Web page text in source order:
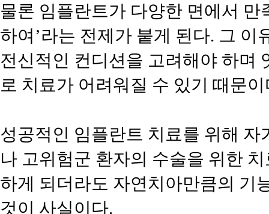
물론 임플란트가 다양한 면에서
하여’라는 전제가 붙게 된다. 그
전신적인 컨디션을 고려해야 하며
로 치료가 어려워질 수 있기 때문이
성공적인 임플란트 치료를 위해
나 고위험군 환자의 수술을 위한
하게 되더라도 자연치아만큼의 기
것이 사실이다.